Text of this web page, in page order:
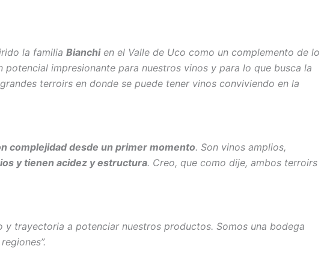
la familia Bianchien el Valle de Uco como un complemento de lo
impresionante para nuestros vinos y para lo que busca la
terroirs en donde se puede tener vinos conviviendo en la
complejidad desde un primer momento. Son vinos amplios,
y tienen acidez y estructura. Creo, que como dije, ambos terroirs
trayectoria a potenciar nuestros productos. Somos una bodega